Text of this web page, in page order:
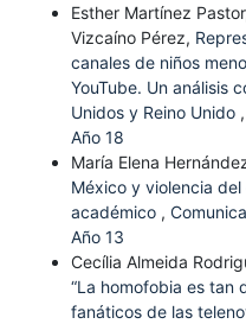
Esther Martínez
Vizcaíno Pérez,
canales de niños
YouTube. Un análisis
Unidos y Reino Unido ,
Año 18
María Elena
México y violencia
académico ,
Año 13
Cecília Almeida
“La homofobia es tan
fanáticos de las